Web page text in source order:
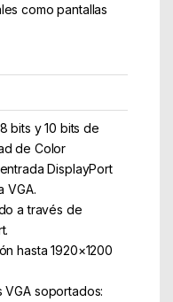
como pantallas
bits y 10 bits de
de Color
DisplayPort
VGA.
a través de
hasta 1920×1200
VGA soportados: